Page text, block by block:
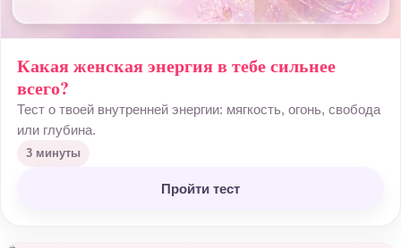
Какая женская энергия в тебе сильнее
всего?
Тест о твоей внутренней энергии: мягкость, огонь, свобода
или глубина.
3 минуты
Пройти тест